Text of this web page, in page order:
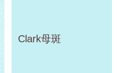
Clark母斑